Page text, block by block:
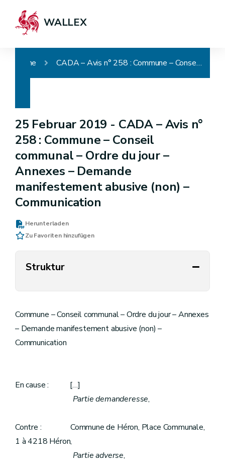
WALLEX
Home CADA – Avis n° 258 : Commune – Conseil communal – Ordre du jour – Annexes – Demande manifestement abusive (non) – Communication
25 Februar 2019 - CADA – Avis n°
258 : Commune – Conseil
communal – Ordre du jour –
Annexes – Demande
manifestement abusive (non) –
Communication
Herunterladen
Zu Favoriten hinzufügen
Struktur
Commune – Conseil communal – Ordre du jour – Annexes
– Demande manifestement abusive (non) –
Communication
En cause : […]
Partie demanderesse,
Contre : Commune de Héron, Place Communale,
1 à 4218 Héron,
Partie adverse,